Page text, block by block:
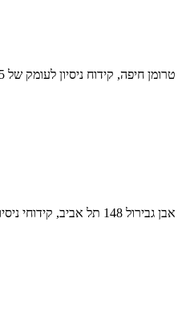
טרומן חיפה, קידוח ניסיון לעומק של 35 מטר
אבן גבירול 148 תל אביב, קידוחי ניסיון לעומק של 12 מטר